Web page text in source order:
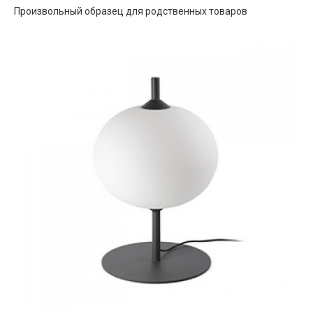
Произвольный образец для родственных товаров